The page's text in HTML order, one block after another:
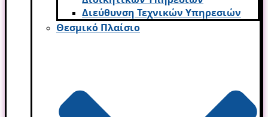
Διεύθυνση Τεχνικών Υπηρεσιών
Θεσμικό Πλαίσιο